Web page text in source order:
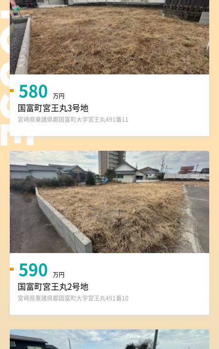
580 万円
国富町宮王丸3号地
宮崎県東諸県郡国富町大字宮王丸491番11
590 万円
国富町宮王丸2号地
宮崎県東諸県郡国富町大字宮王丸491番10